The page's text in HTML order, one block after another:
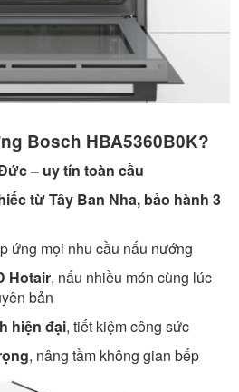
Bosch HBA5360B0K?
– uy tín toàn cầu
từ Tây Ban Nha, bảo hành 3
ứng mọi nhu cầu nấu nướng
Hotair, nấu nhiều món cùng lúc
bản
hiện đại, tiết kiệm công sức
, nâng tầm không gian bếp